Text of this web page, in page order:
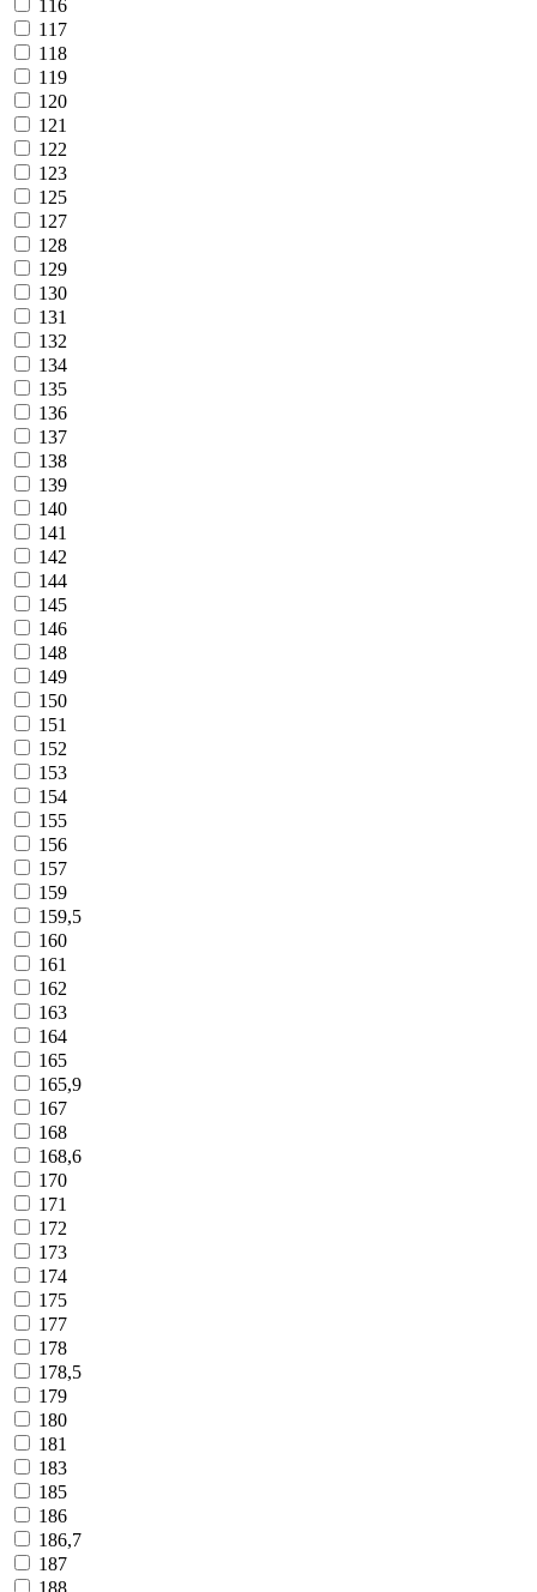
116
117
118
119
120
121
122
123
125
127
128
129
130
131
132
134
135
136
137
138
139
140
141
142
144
145
146
148
149
150
151
152
153
154
155
156
157
159
159,5
160
161
162
163
164
165
165,9
167
168
168,6
170
171
172
173
174
175
177
178
178,5
179
180
181
183
185
186
186,7
187
188